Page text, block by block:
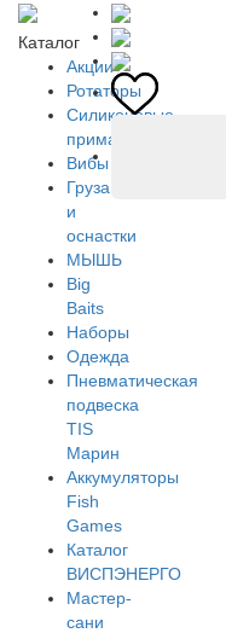
Каталог
Акции
Ротаторы
Силиконовые
приманки
Вибы
Груза
и
оснастки
МЫШЬ
Big
Baits
Наборы
Одежда
Пневматическая
подвеска
TIS
Марин
Аккумуляторы
Fish
Games
Каталог
ВИСПЭНЕРГО
Мастер-
сани